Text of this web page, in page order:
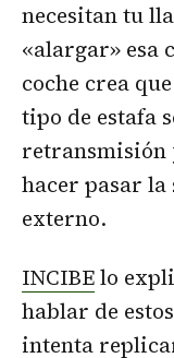
necesitan tu
«alargar» esa
coche crea
tipo de estafa
retransmisión
hacer pasar la
externo.
INCIBElo
hablar de
intenta